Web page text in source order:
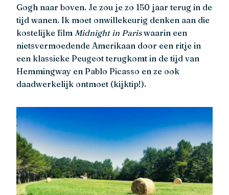
Gogh naar boven. Je zou je zo 150 jaar terug in de
tijd wanen. Ik moet onwillekeurig denken aan die
kostelijke film Midnight in Pariswaarin een
nietsvermoedende Amerikaan door een ritje in
een klassieke Peugeot terugkomt in de tijd van
Hemmingway en Pablo Picasso en ze ook
daadwerkelijk ontmoet (kijktip!).